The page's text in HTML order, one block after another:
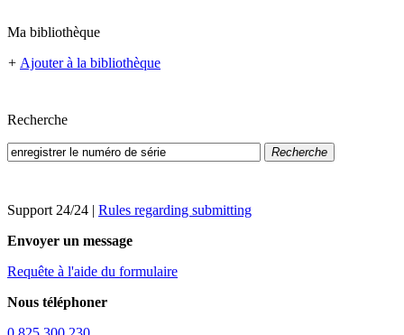
Ma bibliothèque
+ Ajouter à la bibliothèque
Recherche
Recherche
Support 24/24 | Rules regarding submitting
Envoyer un message
Requête à l'aide du formulaire
Nous téléphoner